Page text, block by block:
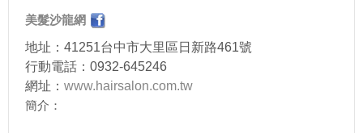
美髮沙龍網
地址：41251台中市大里區日新路461號
行動電話：0932-645246
網址： www.hairsalon.com.tw
簡介：